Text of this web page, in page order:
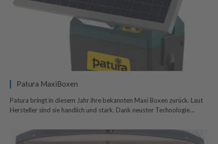
Patura MaxiBoxen
Patura bringt in diesem Jahr ihre bekannten Maxi Boxen zurück. Laut
Hersteller sind sie handlich und stark. Dank neuster Technologie…